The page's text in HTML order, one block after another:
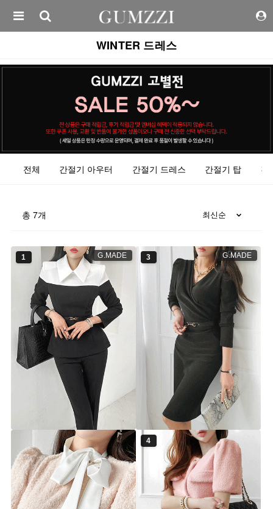
WINTER 드레스
전체 간절기 아우터 간절기 드레스 간절기 탑 간
총 7개
G.MADE
1
[체온UP]로젤린 배색 속기모 블
라우스 슬랙스 세트ⓟ
▨F/W고별전 70%▨
ts5932s [44~66] 2color
44,900원 149,900원
G.MADE
3
[체온UP] 지르멘 셔링 기모 원피
스 ⓟ
▨F/W고별전 50%▨
ts5821d [44~77] 4color
50% 29,900원 59,900원
4